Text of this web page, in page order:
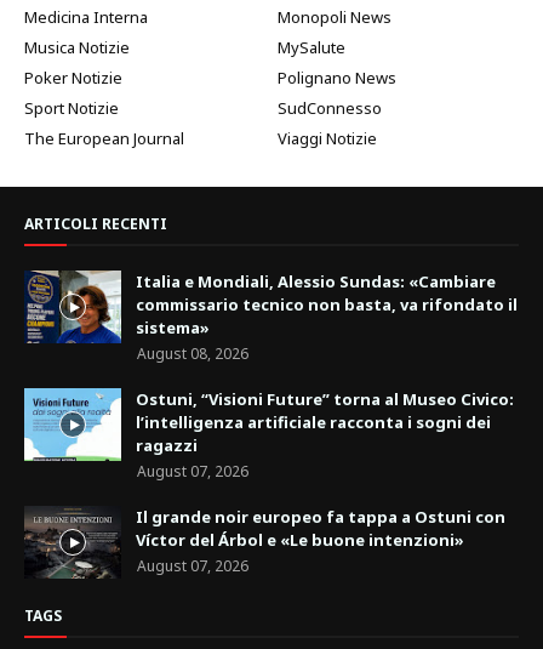
Medicina Interna
Monopoli News
Musica Notizie
MySalute
Poker Notizie
Polignano News
Sport Notizie
SudConnesso
The European Journal
Viaggi Notizie
ARTICOLI RECENTI
Italia e Mondiali, Alessio Sundas: «Cambiare
commissario tecnico non basta, va rifondato il
sistema»
August 08, 2026
Ostuni, “Visioni Future” torna al Museo Civico:
l’intelligenza artificiale racconta i sogni dei
ragazzi
August 07, 2026
Il grande noir europeo fa tappa a Ostuni con
Víctor del Árbol e «Le buone intenzioni»
August 07, 2026
TAGS